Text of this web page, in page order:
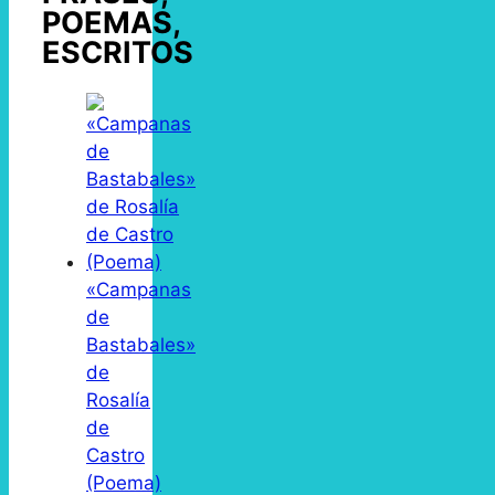
POEMAS,
ESCRITOS
«Campanas
de
Bastabales»
de
Rosalía
de
Castro
(Poema)